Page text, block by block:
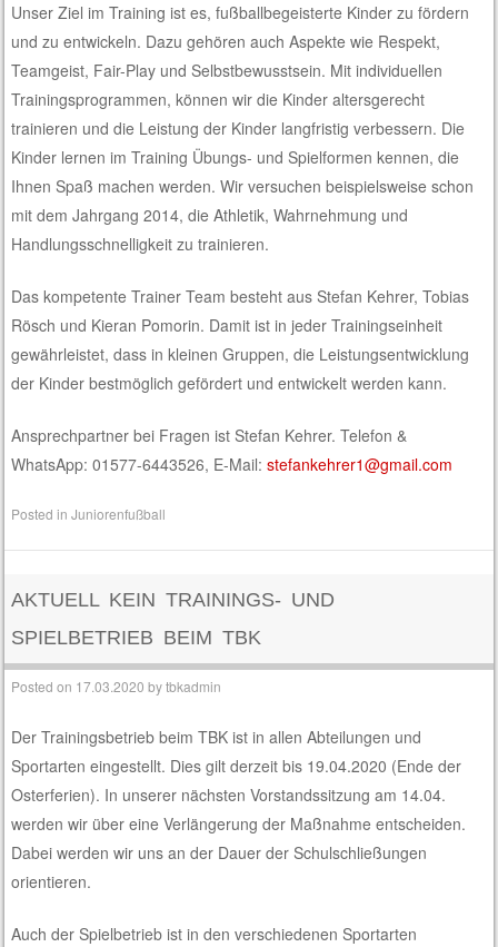
Unser Ziel im Training ist es, fußballbegeisterte Kinder zu fördern
und zu entwickeln. Dazu gehören auch Aspekte wie Respekt,
Teamgeist, Fair-Play und Selbstbewusstsein. Mit individuellen
Trainingsprogrammen, können wir die Kinder altersgerecht
trainieren und die Leistung der Kinder langfristig verbessern. Die
Kinder lernen im Training Übungs- und Spielformen kennen, die
Ihnen Spaß machen werden. Wir versuchen beispielsweise schon
mit dem Jahrgang 2014, die Athletik, Wahrnehmung und
Handlungsschnelligkeit zu trainieren.
Das kompetente Trainer Team besteht aus Stefan Kehrer, Tobias
Rösch und Kieran Pomorin. Damit ist in jeder Trainingseinheit
gewährleistet, dass in kleinen Gruppen, die Leistungsentwicklung
der Kinder bestmöglich gefördert und entwickelt werden kann.
Ansprechpartner bei Fragen ist Stefan Kehrer. Telefon &
WhatsApp: 01577-6443526, E-Mail:stefankehrer1@gmail.com
Posted inJuniorenfußball
AKTUELL KEIN TRAININGS- UND
SPIELBETRIEB BEIM TBK
Posted on 17.03.2020 bytbkadmin
Der Trainingsbetrieb beim TBK ist in allen Abteilungen und
Sportarten eingestellt. Dies gilt derzeit bis 19.04.2020 (Ende der
Osterferien). In unserer nächsten Vorstandssitzung am 14.04.
werden wir über eine Verlängerung der Maßnahme entscheiden.
Dabei werden wir uns an der Dauer der Schulschließungen
orientieren.
Auch der Spielbetrieb ist in den verschiedenen Sportarten